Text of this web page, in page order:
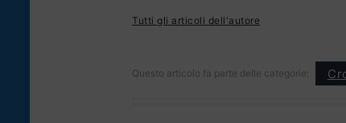
Tutti gli articoli dell'autore
Questo articolo fa parte delle categorie: